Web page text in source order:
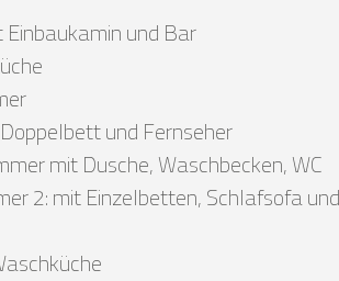
und Bar
und Fernseher
mit Dusche, Waschbecken, WC
2: mit Einzelbetten, Schlafsofa